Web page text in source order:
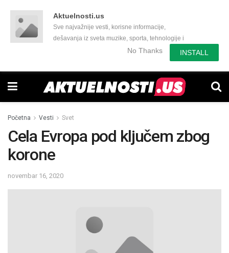
Aktuelnosti.us
Sve najvažnije vesti, korisne informacije,
dešavanja iz sveta muzike, sporta, tehnologije i
još mnogo toga zanimljivog.No Thanks INSTALL
Početna Vesti Svet
Cela Evropa pod ključem zbog
korone
novembar 16, 2020